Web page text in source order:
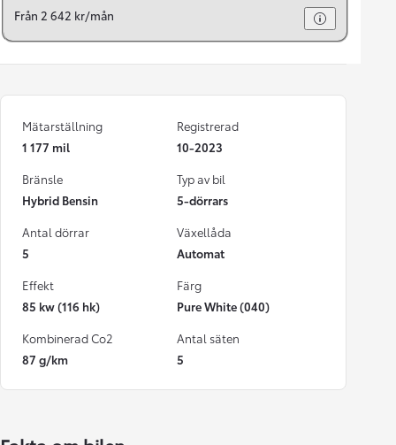
Från 2 642 kr/mån
Mätarställning
1 177 mil
Registrerad
10-2023
Bränsle
Hybrid Bensin
Typ av bil
5-dörrars
Antal dörrar
5
Växellåda
Automat
Effekt
85 kw (116 hk)
Färg
Pure White (040)
Kombinerad Co2
87 g/km
Antal säten
5